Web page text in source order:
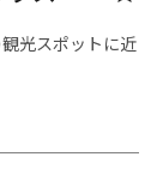
光スポットに近